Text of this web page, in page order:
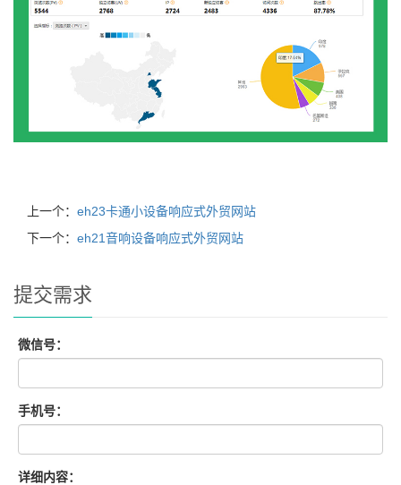
上一个： eh23卡通小设备响应式外贸网站
下一个： eh21音响设备响应式外贸网站
提交需求
微信号：
手机号：
详细内容：